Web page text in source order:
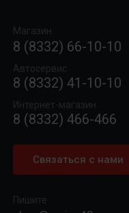
Автомасла
Шиномонтаж
Гарантии и возврат
Вакансии
Новости
Статьи
Контакты
Магазин
8 (8332) 66-10-10
Автосервис
8 (8332) 41-10-10
Интернет-магазин
8 (8332) 466-466
Связаться с нами
Пишите